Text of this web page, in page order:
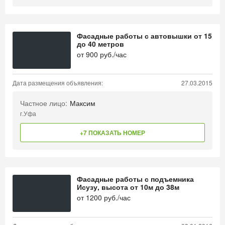
Фасадные работы с автовышки от 15
до 40 метров
от900 руб./час
Дата размещения объявления: 27.03.2015
Частное лицо: Максим
г.Уфа
+7 ПОКАЗАТЬ НОМЕР
Фасадные работы с подъемника
Исузу, высота от 10м до 38м
от 1200 руб./час